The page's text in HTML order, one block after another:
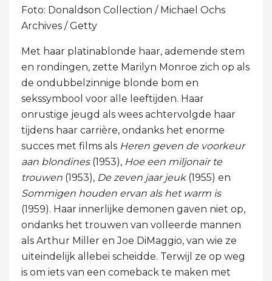
Foto: Donaldson Collection / Michael Ochs
Archives / Getty
Met haar platinablonde haar, ademende stem
en rondingen, zette Marilyn Monroe zich op als
de ondubbelzinnige blonde bom en
sekssymbool voor alle leeftijden. Haar
onrustige jeugd als wees achtervolgde haar
tijdens haar carrière, ondanks het enorme
succes met films als Heren geven de voorkeur
aan blondines(1953), Hoe een miljonair te
trouwen (1953), De zeven jaar jeuk(1955) en
Sommigen houden ervan als het warm is
(1959). Haar innerlijke demonen gaven niet op,
ondanks het trouwen van volleerde mannen
als Arthur Miller en Joe DiMaggio, van wie ze
uiteindelijk allebei scheidde. Terwijl ze op weg
is om iets van een comeback te maken met